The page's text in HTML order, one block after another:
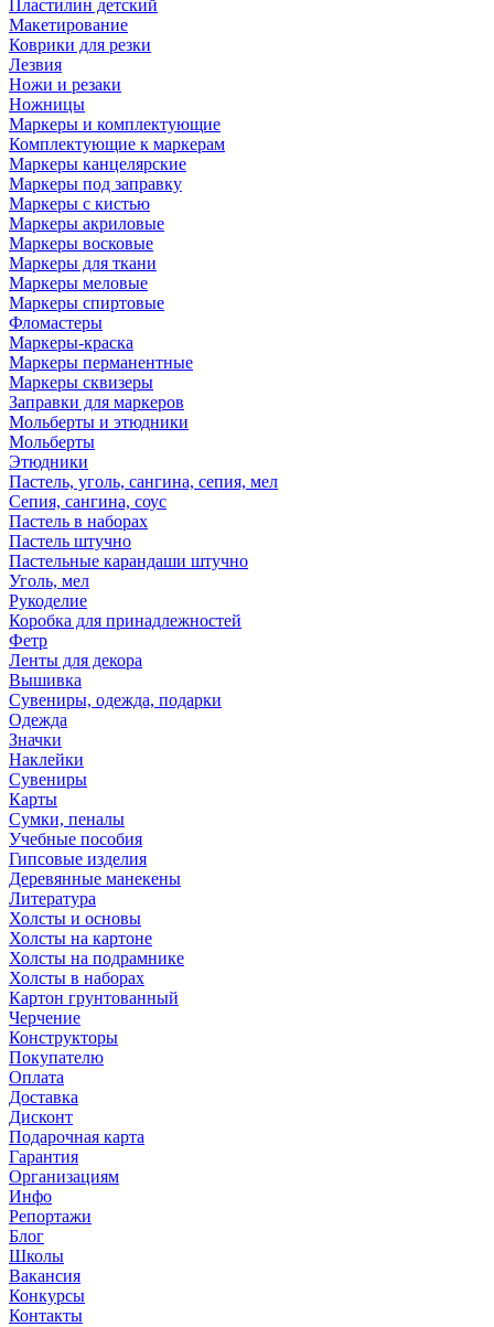
Пластилин детский
Макетирование
Коврики для резки
Лезвия
Ножи и резаки
Ножницы
Маркеры и комплектующие
Комплектующие к маркерам
Маркеры канцелярские
Маркеры под заправку
Маркеры с кистью
Маркеры акриловые
Маркеры восковые
Маркеры для ткани
Маркеры меловые
Маркеры спиртовые
Фломастеры
Маркеры-краска
Маркеры перманентные
Маркеры сквизеры
Заправки для маркеров
Мольберты и этюдники
Мольберты
Этюдники
Пастель, уголь, сангина, сепия, мел
Сепия, сангина, соус
Пастель в наборах
Пастель штучно
Пастельные карандаши штучно
Уголь, мел
Рукоделие
Коробка для принадлежностей
Фетр
Ленты для декора
Вышивка
Сувениры, одежда, подарки
Одежда
Значки
Наклейки
Сувениры
Карты
Сумки, пеналы
Учебные пособия
Гипсовые изделия
Деревянные манекены
Литература
Холсты и основы
Холсты на картоне
Холсты на подрамнике
Холсты в наборах
Картон грунтованный
Черчение
Конструкторы
Покупателю
Оплата
Доставка
Дисконт
Подарочная карта
Гарантия
Организациям
Инфо
Репортажи
Блог
Школы
Вакансия
Конкурсы
Контакты